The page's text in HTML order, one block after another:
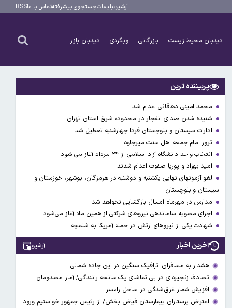
آرشیوتبلیغاتجستجوی پیشرفتهتماس با ماRSS
دیدبان محیط زیست بازرگانی وبگردی دیدبان بازار
پربیننده ترین
محمد امینی دهاقانی اعدام شد
شنیده شدن صدای انفجار در محدوده شرق استان تهران
ادارات سیستان و بلوچستان فردا چهارشنبه تعطیل شد
ترور امام جمعه اهل سنت میرجاوه
انتخاب واحد دانشگاه آزاد اسلامی از ۲۴ مرداد آغاز می شود
امید بهزاد و پوریا صفوت اعدام شدند
لغو آزمونهای نهایی یکشنبه و دوشنبه در هرمزگان، بوشهر، خوزستان و
سیستان و بلوچستان
مدارس در مهرماه امسال بازگشایی نخواهد شد
اجرای مصوبه ساماندهی نیرو‌های شرکتی از همین ماه آغاز می‌شود
شهادت یکی از نیروهای ارتش در حمله آمریکا به شلمچه
آخرین اخبار آرشیو
هشدار به مسافران؛ ترافیک سنگین در این جاده شمالی
تصادف زنجیره‌ای در پی تماشای یک سانحه رانندگی/ آمار مصدومان
افزایش شمار غرق‌شدگی در ساحل رامسر
اعتراض پرستاران بیمارستان فیاض بخش/ از رئیس جمهور خواستیم ورود